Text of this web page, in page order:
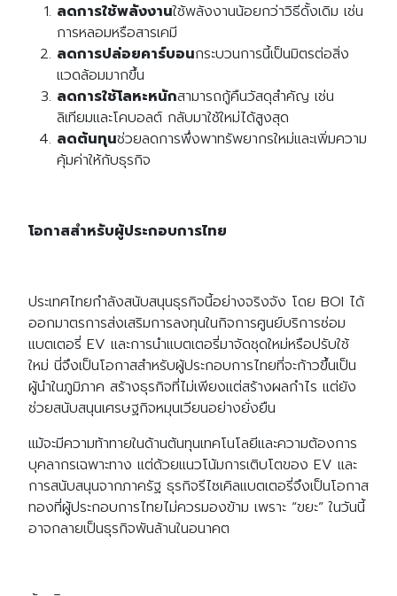
ลดการใช้พลังงานใช้พลังงานน้อยกว่าวิธีดั้งเดิม เช่น
การหลอมหรือสารเคมี
ลดการปล่อยคาร์บอนกระบวนการนี้เป็นมิตรต่อสิ่ง
แวดล้อมมากขึ้น
ลดการใช้โลหะหนักสามารถกู้คืนวัสดุสำคัญ เช่น
ลิเทียมและโคบอลต์ กลับมาใช้ใหม่ได้สูงสุด
ลดต้นทุนช่วยลดการพึ่งพาทรัพยากรใหม่และเพิ่มความ
คุ้มค่าให้กับธุรกิจ
โอกาสสำหรับผู้ประกอบการไทย
ประเทศไทยกำลังสนับสนุนธุรกิจนี้อย่างจริงจัง โดย BOI ได้
ออกมาตรการส่งเสริมการลงทุนในกิจการศูนย์บริการซ่อม
แบตเตอรี่ EV และการนำแบตเตอรี่มาจัดชุดใหม่หรือปรับใช้
ใหม่ นี่จึงเป็นโอกาสสำหรับผู้ประกอบการไทยที่จะก้าวขึ้นเป็น
ผู้นำในภูมิภาค สร้างธุรกิจที่ไม่เพียงแต่สร้างผลกำไร แต่ยัง
ช่วยสนับสนุนเศรษฐกิจหมุนเวียนอย่างยั่งยืน
แม้จะมีความท้าทายในด้านต้นทุนเทคโนโลยีและความต้องการ
บุคลากรเฉพาะทาง แต่ด้วยแนวโน้มการเติบโตของ EV และ
การสนับสนุนจากภาครัฐ ธุรกิจรีไซเคิลแบตเตอรี่จึงเป็นโอกาส
ทองที่ผู้ประกอบการไทยไม่ควรมองข้าม เพราะ “ขยะ” ในวันนี้
อาจกลายเป็นธุรกิจพันล้านในอนาคต